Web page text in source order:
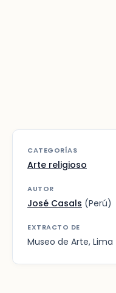
CATEGORÍAS
Arte religioso
AUTOR
José Casals (Perú)
EXTRACTO DE
Museo de Arte, Lima